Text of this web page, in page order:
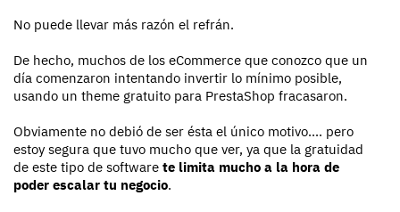
No puede llevar más razón el refrán.
De hecho, muchos de los eCommerce que conozco que un
día comenzaron intentando invertir lo mínimo posible,
usando un theme gratuito para PrestaShop fracasaron.
Obviamente no debió de ser ésta el único motivo.... pero
estoy segura que tuvo mucho que ver, ya que la gratuidad
de este tipo de software te limita mucho a la hora de
poder escalar tu negocio.